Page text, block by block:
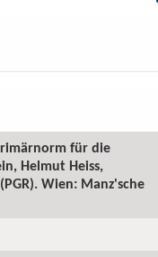
für die
Helmut Heiss,
Wien: Manz'sche